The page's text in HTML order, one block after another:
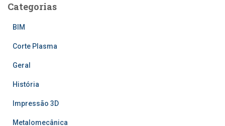
Categorias
BIM
Corte Plasma
Geral
História
Impressão 3D
Metalomecânica